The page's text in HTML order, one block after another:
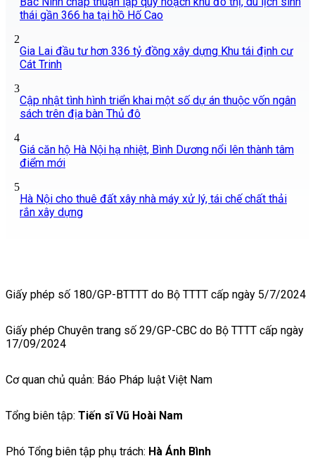
thái gần 366 ha tại hồ Hố Cao
2
Gia Lai đầu tư hơn 336 tỷ đồng xây dựng Khu tái định cư
Cát Trinh
3
Cập nhật tình hình triển khai một số dự án thuộc vốn ngân
sách trên địa bàn Thủ đô
4
Giá căn hộ Hà Nội hạ nhiệt, Bình Dương nổi lên thành tâm
điểm mới
5
Hà Nội cho thuê đất xây nhà máy xử lý, tái chế chất thải
rắn xây dựng
Giấy phép số 180/GP-BTTTT do Bộ TTTT cấp ngày 5/7/2024
Giấy phép Chuyên trang số 29/GP-CBC do Bộ TTTT cấp ngày
17/09/2024
Cơ quan chủ quản: Báo Pháp luật Việt Nam
Tổng biên tập: Tiến sĩ Vũ Hoài Nam
Phó Tổng biên tập phụ trách: Hà Ánh Bình